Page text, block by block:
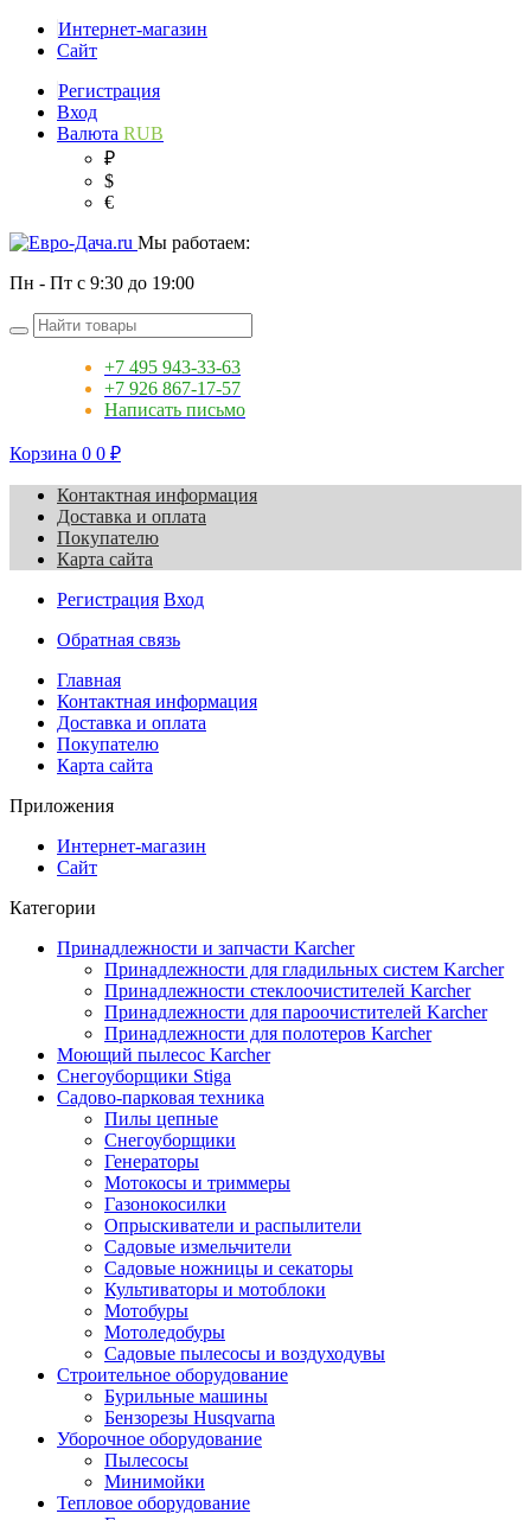
Интернет-магазин
Сайт
Регистрация
Вход
Валюта RUB
₽
$
€
Мы работаем:
Пн - Пт с 9:30 до 19:00
+7 495 943-33-63
+7 926 867-17-57
Написать письмо
Корзина 0 0 ₽
Контактная информация
Доставка и оплата
Покупателю
Карта сайта
Регистрация Вход
Обратная связь
Главная
Контактная информация
Доставка и оплата
Покупателю
Карта сайта
Приложения
Интернет-магазин
Сайт
Категории
Принадлежности и запчасти Karcher
Принадлежности для гладильных систем Karcher
Принадлежности стеклоочистителей Karcher
Принадлежности для пароочистителей Karcher
Принадлежности для полотеров Karcher
Моющий пылесос Karcher
Снегоуборщики Stiga
Садово-парковая техника
Пилы цепные
Снегоуборщики
Генераторы
Мотокосы и триммеры
Газонокосилки
Опрыскиватели и распылители
Садовые измельчители
Садовые ножницы и секаторы
Культиваторы и мотоблоки
Мотобуры
Мотоледобуры
Садовые пылесосы и воздуходувы
Строительное оборудование
Бурильные машины
Бензорезы Husqvarna
Уборочное оборудование
Пылесосы
Минимойки
Тепловое оборудование